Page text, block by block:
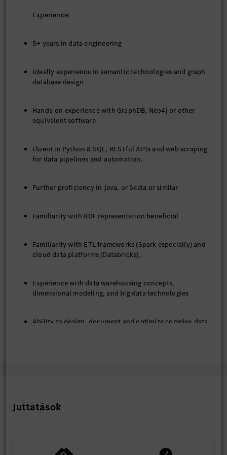
Experience:
5+ years in data engineering
Ideally experience in semantic technologies and graph
database design
Hands-on experience with GraphDB, Neo4j or other
equivalent software
Fluent in Python & SQL, RESTful APIs and web scraping
for data pipelines and automation.
Further proficiency in Java, or Scala or similar
Familiarity with RDF representation beneficial
Familiarity with ETL frameworks (Spark especially) and
cloud data platforms (Databricks).
Experience with data warehousing concepts,
dimensional modeling, and big data technologies
Ability to design, document and optimize complex data
Familiarity with sprint-based development, CI/CD and
Specific Knowledge
Juttatások